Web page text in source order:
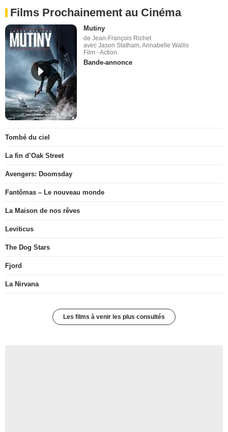
Films Prochainement au Cinéma
Mutiny
de Jean-François Richet
avec Jason Statham, Annabelle Wallis
Film - Action
Bande-annonce
Tombé du ciel
La fin d’Oak Street
Avengers: Doomsday
Fantômas – Le nouveau monde
La Maison de nos rêves
Leviticus
The Dog Stars
Fjord
La Nirvana
Les films à venir les plus consultés